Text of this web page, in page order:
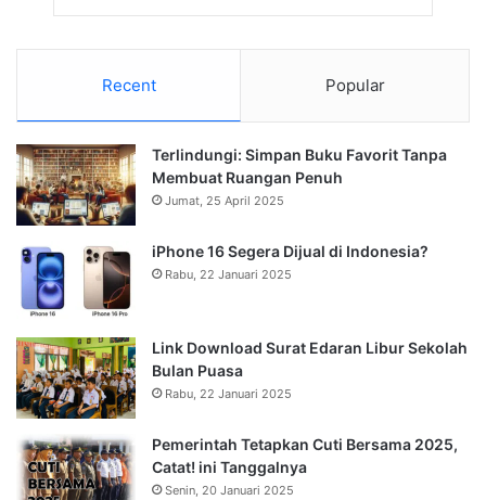
Recent Popular
Terlindungi: Simpan Buku Favorit Tanpa
Membuat Ruangan Penuh
Jumat, 25 April 2025
iPhone 16 Segera Dijual di Indonesia?
Rabu, 22 Januari 2025
Link Download Surat Edaran Libur Sekolah
Bulan Puasa
Rabu, 22 Januari 2025
Pemerintah Tetapkan Cuti Bersama 2025,
Catat! ini Tanggalnya
Senin, 20 Januari 2025